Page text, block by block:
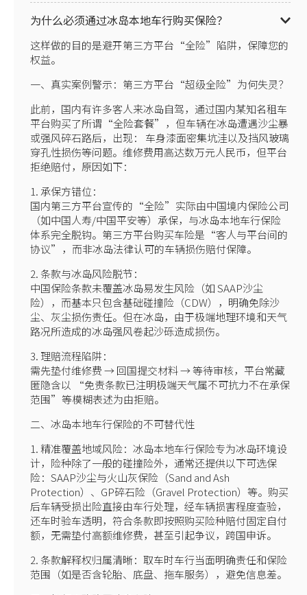
为什么必须通过冰岛本地车行购买保险？
这样做的目的是避开第三方平台“全险”陷阱，保障您的
权益。
一、真实案例警示：第三方平台“超级全险”为何失灵？
此前，国内有许多客人来冰岛自驾，通过国内某知名租车
平台购买了所谓“全险套餐”，但车辆在冰岛遭遇沙尘暴
或强风碎石路后，出现： 车身漆面密集坑洼以及挡风玻璃
穿孔性损伤等问题。维修费用高达数万元人民币，但平台
拒绝赔付，原因如下：
1. 承保方错位：
国内第三方平台宣传的“全险”实际由中国境内保险公司
（如中国人寿/中国平安等）承保，与冰岛本地车行保险
体系完全脱钩。第三方平台购买车险是“客人与平台间的
协议”，而非冰岛法律认可的车辆损伤赔付保障。
2. 条款与冰岛风险脱节：
中国保险条款未覆盖冰岛易发生风险（如 SAAP沙尘
险），而基本只包含基础碰撞险（CDW），明确免除沙
尘、灰尘损伤责任。但在冰岛，由于极端地理环境和天气
路况所造成的冰岛强风卷起沙砾造成损伤。
3. 理赔流程陷阱：
需先垫付维修费 → 回国提交材料 → 等待审核，平台常藏
匿隐含以 “免责条款已注明极端天气属不可抗力不在承保
范围”等模糊表述为由拒赔。
二、冰岛本地车行保险的不可替代性
1. 精准覆盖地域风险：冰岛本地车行保险专为冰岛环境设
计，险种除了一般的碰撞险外，通常还提供以下可选保
险：SAAP沙尘与火山灰保险（Sand and Ash
Protection）、GP碎石险（Gravel Protection）等。购买
后车辆受损出险直接由车行处理，经车辆损害程度查验，
还车时验车透明，符合条款即按照购买险种赔付固定自付
额，无需垫付高额维修费，甚至引起争议，跨国申诉。
2. 条款解释权归属清晰：取车时车行当面明确责任和保险
范围（如是否含轮胎、底盘、拖车服务），避免信息差。